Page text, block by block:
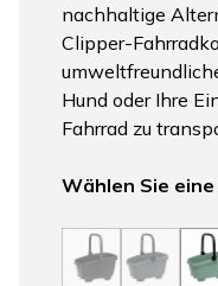
nachhaltige
Clipper-
Hund oder Ihre
Fahrrad zu
Wählen Sie eine